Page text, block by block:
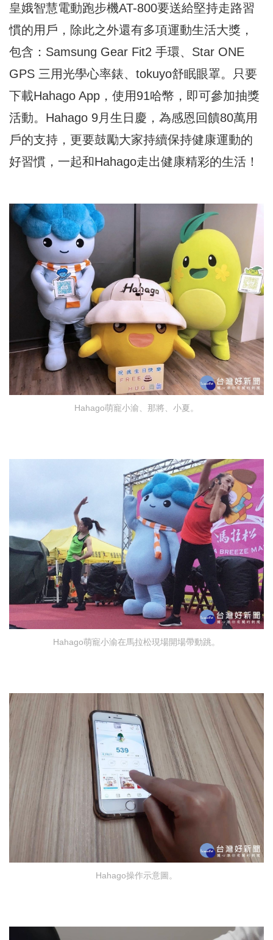
皇娥智慧電動跑步機AT-800要送給堅持走路習
慣的用戶，除此之外還有多項運動生活大獎，
包含：Samsung Gear Fit2 手環、Star ONE
GPS 三用光學心率錶、tokuyo舒眠眼罩。只要
下載Hahago App，使用91哈幣，即可參加抽獎
活動。Hahago 9月生日慶，為感恩回饋80萬用
戶的支持，更要鼓勵大家持續保持健康運動的
好習慣，一起和Hahago走出健康精彩的生活！
Hahago萌寵小渝、那將、小夏。
Hahago萌寵小渝在馬拉松現場開場帶動跳。
Hahago操作示意圖。